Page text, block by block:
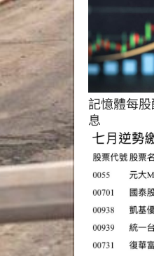
記憶體每
息